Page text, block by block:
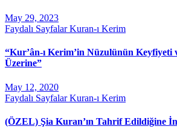
May 29, 2023
Faydalı SayfalarKuran-ı Kerim
“Kur’ân-ı Kerim’in Nüzulünün Keyfiyeti
Üzerine”
May 12, 2020
Faydalı SayfalarKuran-ı Kerim
(ÖZEL) Şia Kuran’ın Tahrif Edildiğine